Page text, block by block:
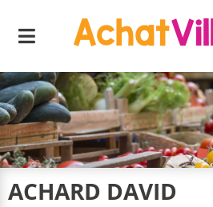
Menu
ACHARD DAVID